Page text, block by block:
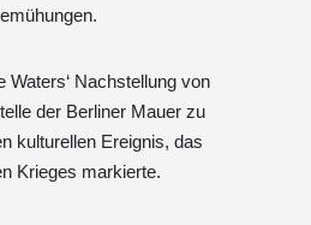
Waters‘ Nachstellung von
der Berliner Mauer zu
kulturellen Ereignis, das
Krieges markierte.